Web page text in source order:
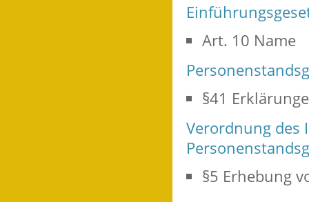
Art. 10 Name
§41
Verordnung
§5 Erhebung